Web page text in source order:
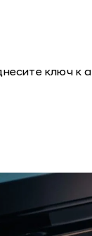
ключ к